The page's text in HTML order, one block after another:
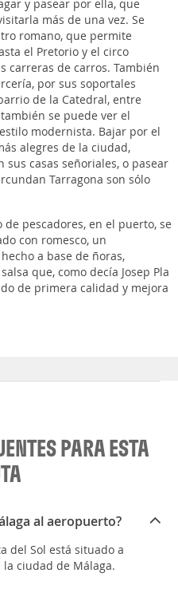
y pasear por ella, que
más de una vez. Se
romano, que permite
el Pretorio y el circo
carreras de carros. También
por sus soportales
de la Catedral, entre
se puede ver el
modernista. Bajar por el
alegres de la ciudad,
casas señoriales, o pasear
Tarragona son sólo
pescadores, en el puerto, se
con romesco, un
a base de ñoras,
que, como decía Josep Pla
de primera calidad y mejora
PARA ESTA
al aeropuerto?
del Sol está situado a
ciudad de Málaga.